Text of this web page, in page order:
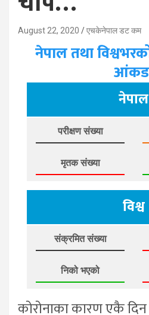
August 22, 2020 एचकेनेपाल डट कम
नेपाल तथा
नेपाल
परीक्षण संख्या
मृतक संख्या
विश्व
संक्रमित संख्या
निको भएको
कोरोनाका कारण एकै